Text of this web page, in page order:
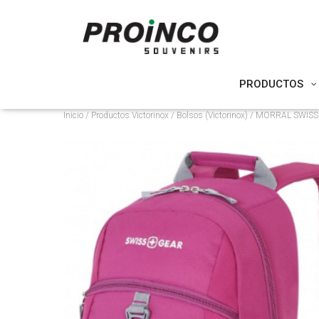
PRODUCTOS
Inicio/ Productos Victorinox/ Bolsos (Victorinox) / MORRAL